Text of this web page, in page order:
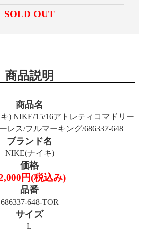
SOLD OUT
商品説明
商品名
) NIKE/15/16アトレティコマドリー
レス/フルマーキング/686337-648
ブランド名
NIKE(ナイキ)
価格
円(税込み)
品番
686337-648-TOR
サイズ
L